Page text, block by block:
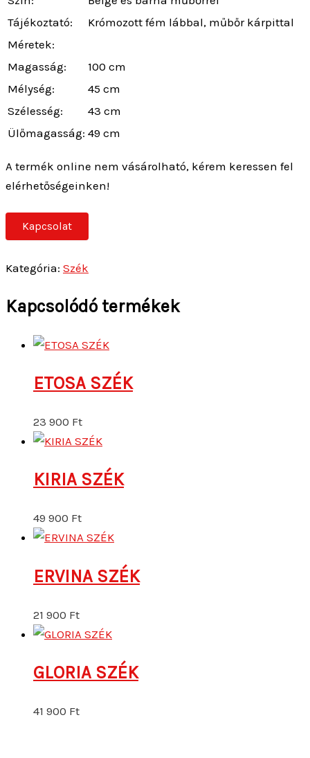
Tájékoztató:
Krómozott fém lábbal, műbőr kárpittal
Méretek:
Magasság:
100 cm
Mélység:
45 cm
Szélesség:
43 cm
Ülőmagasság: 49 cm
A termék online nem vásárolható, kérem keressen fel
elérhetőségeinken!
Kapcsolat
Kategória: Szék
Kapcsolódó termékek
ETOSA SZÉK
23 900 Ft
KIRIA SZÉK
49 900 Ft
ERVINA SZÉK
21 900 Ft
GLORIA SZÉK
41 900 Ft